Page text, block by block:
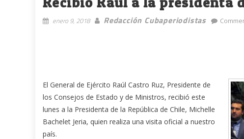
enero 9, 2018 Redacción Cubaperiodistas
El General de Ejército Raúl Castro Ruz, Presidente de
los Consejos de Estado y de Ministros, recibió este
lunes a la Presidenta de la República de Chile, Michelle
Bachelet Jeria, quien realiza una visita oficial a nuestro
país.